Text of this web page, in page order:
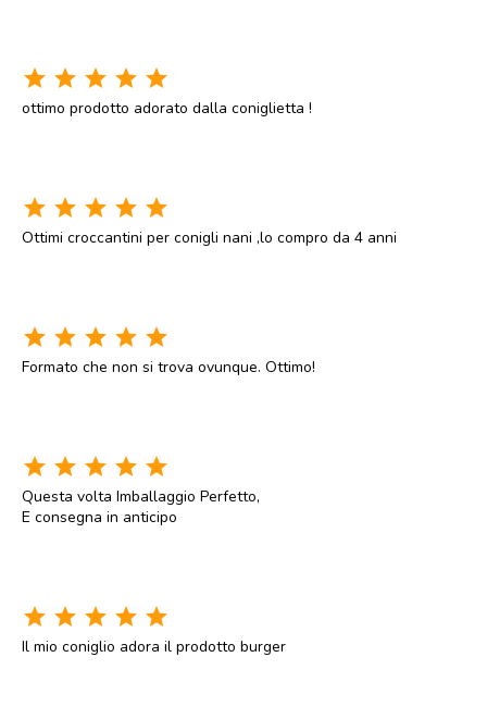
star star star star star
ottimo prodotto adorato dalla coniglietta !
star star star star star
Ottimi croccantini per conigli nani ,lo compro da 4 anni
star star star star star
Formato che non si trova ovunque. Ottimo!
star star star star star
Questa volta Imballaggio Perfetto,
E consegna in anticipo
star star star star star
Il mio coniglio adora il prodotto burger